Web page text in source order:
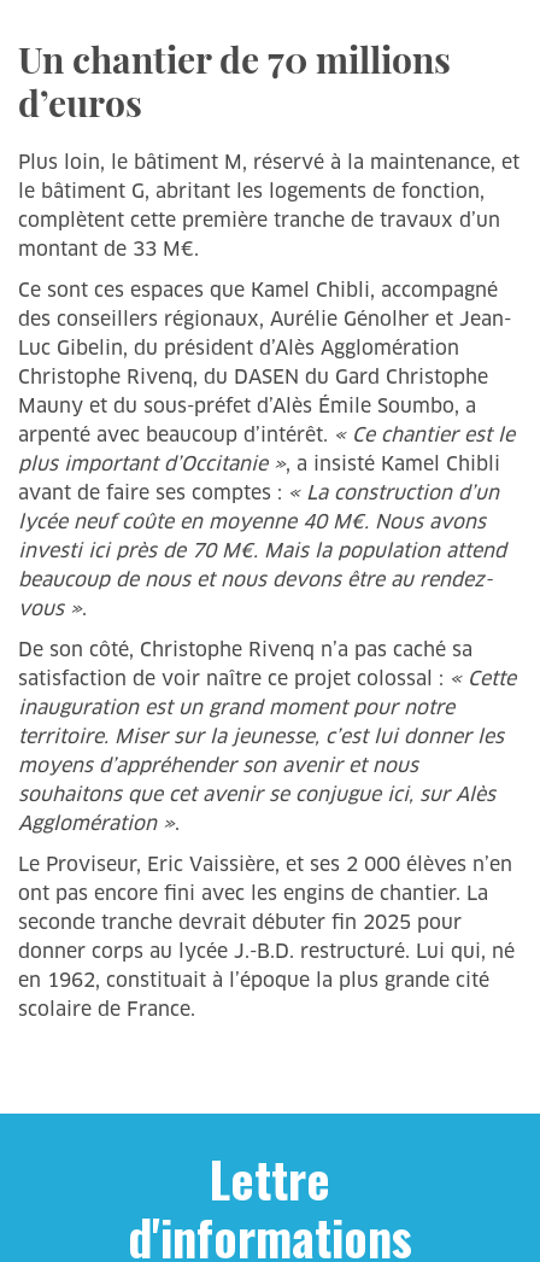
Un chantier de 70 millions
d’euros
Plus loin, le bâtiment M, réservé à la maintenance, et
le bâtiment G, abritant les logements de fonction,
complètent cette première tranche de travaux d’un
montant de 33 M€.
Ce sont ces espaces que Kamel Chibli, accompagné
des conseillers régionaux, Aurélie Génolher et Jean-
Luc Gibelin, du président d’Alès Agglomération
Christophe Rivenq, du DASEN du Gard Christophe
Mauny et du sous-préfet d’Alès Émile Soumbo, a
arpenté avec beaucoup d’intérêt. « Ce chantier est le
plus important d’Occitanie », a insisté Kamel Chibli
avant de faire ses comptes : « La construction d’un
lycée neuf coûte en moyenne 40 M€. Nous avons
investi ici près de 70 M€. Mais la population attend
beaucoup de nous et nous devons être au rendez-
vous ».
De son côté, Christophe Rivenq n’a pas caché sa
satisfaction de voir naître ce projet colossal : « Cette
inauguration est un grand moment pour notre
territoire. Miser sur la jeunesse, c’est lui donner les
moyens d’appréhender son avenir et nous
souhaitons que cet avenir se conjugue ici, sur Alès
Agglomération ».
Le Proviseur, Eric Vaissière, et ses 2 000 élèves n’en
ont pas encore fini avec les engins de chantier. La
seconde tranche devrait débuter fin 2025 pour
donner corps au lycée J.-B.D. restructuré. Lui qui, né
en 1962, constituait à l’époque la plus grande cité
scolaire de France.
Lettre
d'informations